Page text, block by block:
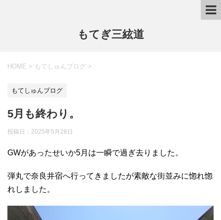
もてぎ三絃道
HOME > もてしゅんブログ >
もてしゅんブログ
5月も終わり。
投稿日： 2025年5月28日
GWがあったせいか5月は一瞬で過ぎ去りました。
弾丸で奈良井宿へ行ってきましたが素敵な街並みに惚れ惚
れしました。